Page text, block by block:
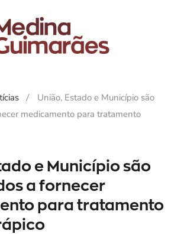
União, Estado e Município são
medicamento para tratamento
e Município são
a fornecer
para tratamento